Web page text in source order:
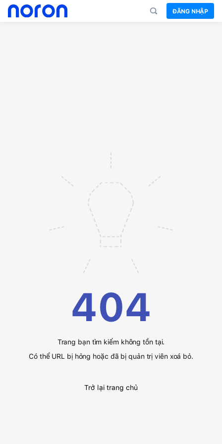
ĐĂNG NHẬP
404
Trang bạn tìm kiếm không tồn tại.
Có thể URL bị hỏng hoặc đã bị quản trị viên xoá bỏ.
Trở lại trang chủ